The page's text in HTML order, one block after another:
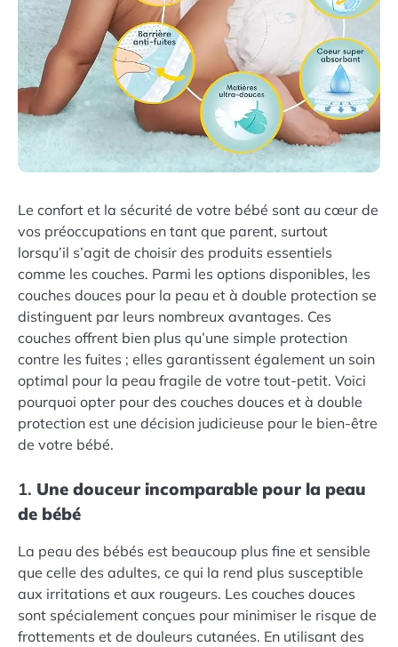
Le confort et la sécurité de votre bébé sont au cœur de
vos préoccupations en tant que parent, surtout
lorsqu’il s’agit de choisir des produits essentiels
comme les couches. Parmi les options disponibles, les
couches douces pour la peau et à double protection se
distinguent par leurs nombreux avantages. Ces
couches offrent bien plus qu’une simple protection
contre les fuites ; elles garantissent également un soin
optimal pour la peau fragile de votre tout-petit. Voici
pourquoi opter pour des couches douces et à double
protection est une décision judicieuse pour le bien-être
de votre bébé.
1. Une douceur incomparable pour la peau
de bébé
La peau des bébés est beaucoup plus fine et sensible
que celle des adultes, ce qui la rend plus susceptible
aux irritations et aux rougeurs. Les couches douces
sont spécialement conçues pour minimiser le risque de
frottements et de douleurs cutanées. En utilisant des